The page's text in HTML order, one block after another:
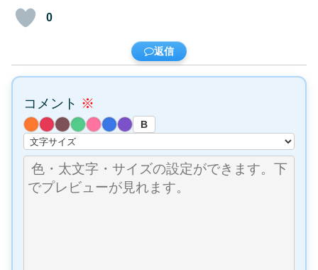
0
返信
コメント ※
B